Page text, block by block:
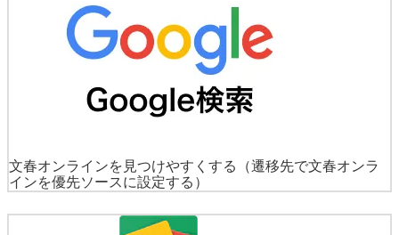
文春オンラインを見つけやすくする
（遷移先で文春オンラ
インを優先ソースに設定する）